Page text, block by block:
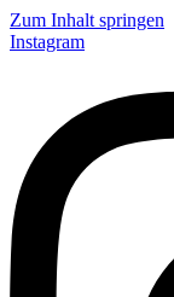
Zum Inhalt springen
Instagram